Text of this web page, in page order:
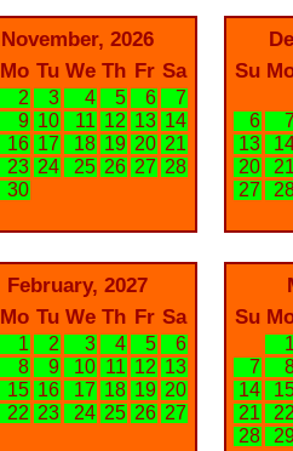
November, 2026
Mo Tu We Th Fr Sa
2 3 4 5 6
7
9 10 11 12 13 14
16 17 18 19 20 21
23 24 25 26 27 28
30
Su
6
13
20
27
February, 2027
Mo Tu We Th Fr Sa
1 2 3 4 5
6
8 9 10 11 12 13
15 16 17 18 19 20
22 23 24 25 26 27
Su
7
14
21
28